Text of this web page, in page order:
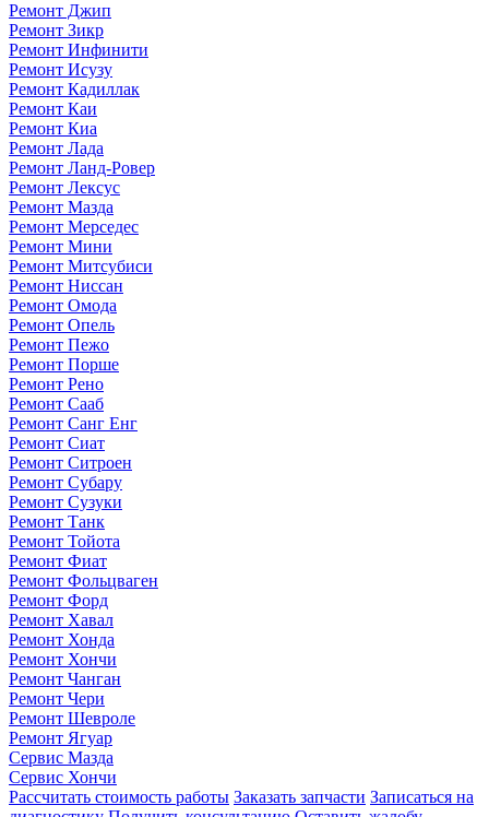
Ремонт Джип
Ремонт Зикр
Ремонт Инфинити
Ремонт Исузу
Ремонт Кадиллак
Ремонт Каи
Ремонт Киа
Ремонт Лада
Ремонт Ланд-Ровер
Ремонт Лексус
Ремонт Мазда
Ремонт Мерседес
Ремонт Мини
Ремонт Митсубиси
Ремонт Ниссан
Ремонт Омода
Ремонт Опель
Ремонт Пежо
Ремонт Порше
Ремонт Рено
Ремонт Сааб
Ремонт Санг Енг
Ремонт Сиат
Ремонт Ситроен
Ремонт Субару
Ремонт Сузуки
Ремонт Танк
Ремонт Тойота
Ремонт Фиат
Ремонт Фольцваген
Ремонт Форд
Ремонт Хавал
Ремонт Хонда
Ремонт Хончи
Ремонт Чанган
Ремонт Чери
Ремонт Шевроле
Ремонт Ягуар
Сервис Мазда
Сервис Хончи
Рассчитать стоимость работы Заказать запчасти Записаться на